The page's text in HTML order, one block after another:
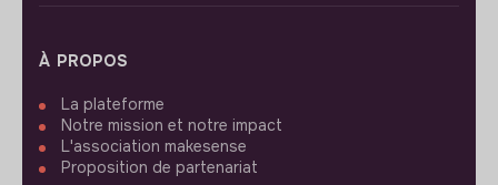
À PROPOS
La plateforme
Notre mission et notre impact
L'association makesense
Proposition de partenariat